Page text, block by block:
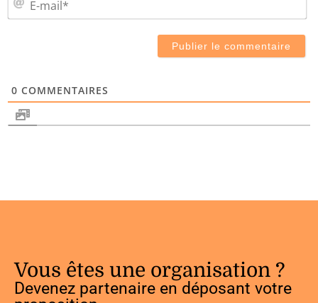
0 COMMENTAIRES
Vous êtes une organisation ?
Devenez partenaire en déposant votre